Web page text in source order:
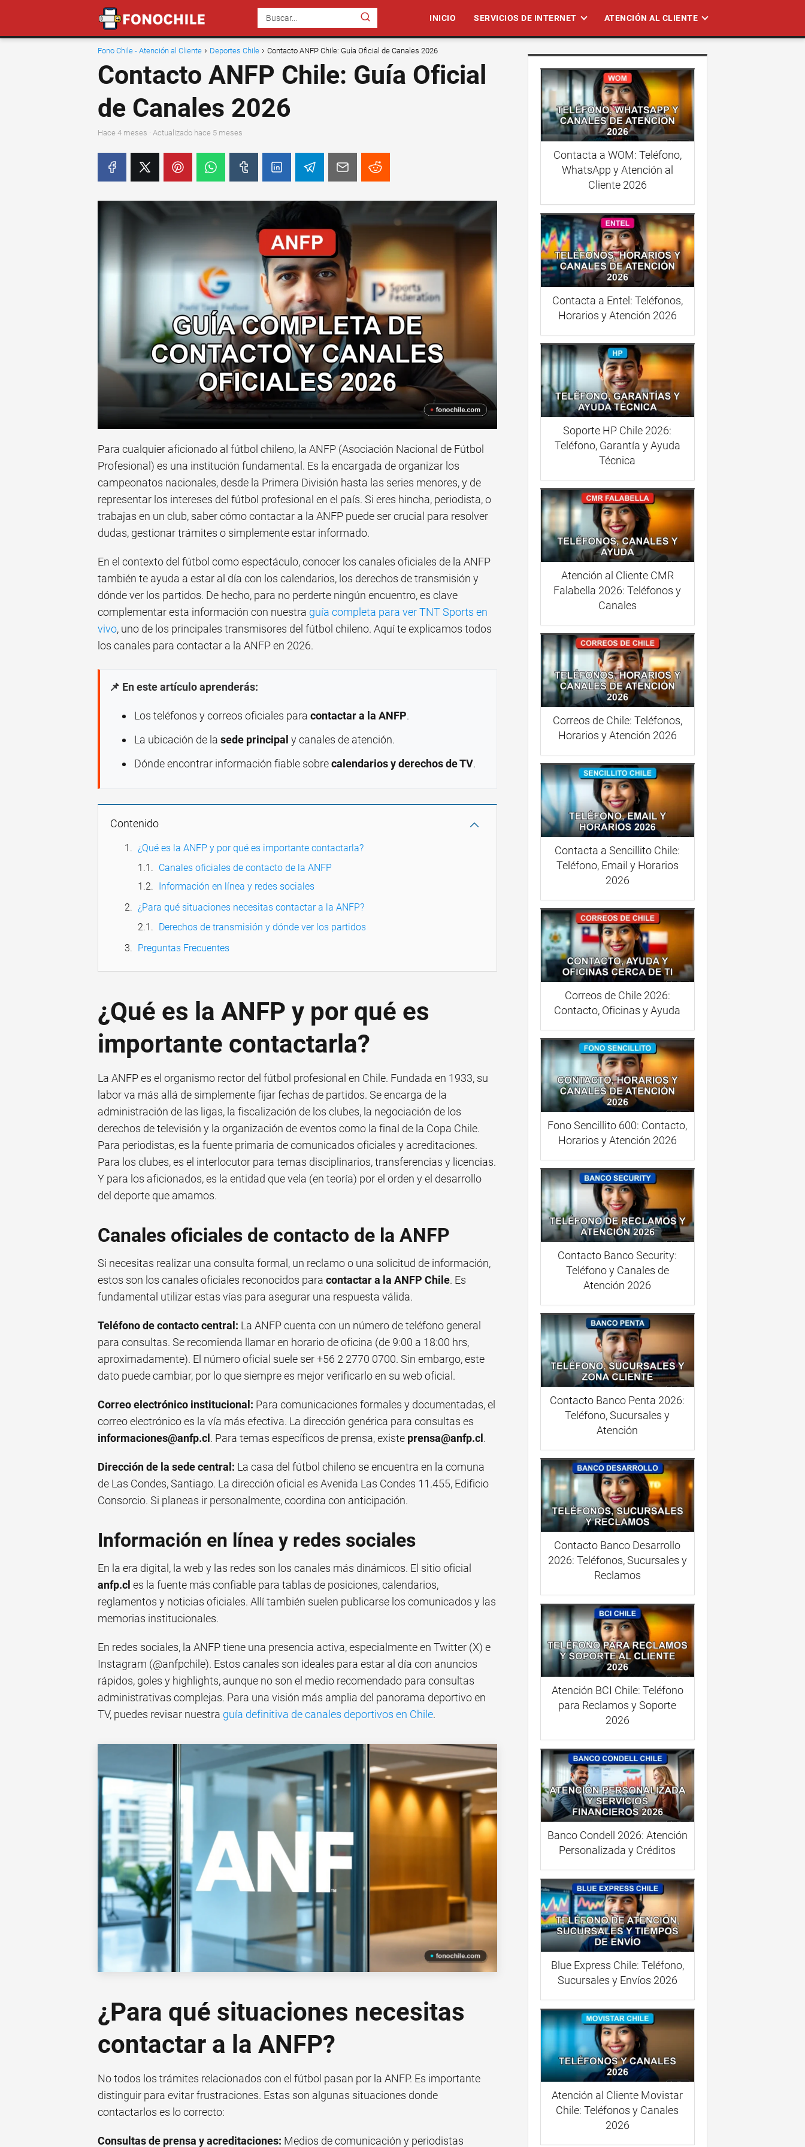
INICIO SERVICIOS DE INTERNET ATENCIÓN AL CLIENTE
Fono Chile - Atención al Cliente Deportes Chile Contacto ANFP Chile: Guía Oficial de Canales 2026
Contacto ANFP Chile: Guía Oficial
de Canales 2026
hace 4 meses · Actualizado hace 5 meses
Para cualquier aficionado al fútbol chileno, la ANFP (Asociación Nacional de Fútbol
Profesional) es una institución fundamental. Es la encargada de organizar los
campeonatos nacionales, desde la Primera División hasta las series menores, y de
representar los intereses del fútbol profesional en el país. Si eres hincha, periodista, o
trabajas en un club, saber cómo contactar a la ANFP puede ser crucial para resolver
dudas, gestionar trámites o simplemente estar informado.
En el contexto del fútbol como espectáculo, conocer los canales oficiales de la ANFP
también te ayuda a estar al día con los calendarios, los derechos de transmisión y
dónde ver los partidos. De hecho, para no perderte ningún encuentro, es clave
complementar esta información con nuestra guía completa para ver TNT Sports en
vivo, uno de los principales transmisores del fútbol chileno. Aquí te explicamos todos
los canales para contactar a la ANFP en 2026.
📌 En este artículo aprenderás:
Los teléfonos y correos oficiales para contactar a la ANFP.
La ubicación de la sede principal y canales de atención.
Dónde encontrar información fiable sobrecalendarios y derechos de TV.
Contenido
¿Qué es la ANFP y por qué es importante contactarla?
Canales oficiales de contacto de la ANFP
Información en línea y redes sociales
¿Para qué situaciones necesitas contactar a la ANFP?
Derechos de transmisión y dónde ver los partidos
Preguntas Frecuentes
¿Qué es la ANFP y por qué es
importante contactarla?
La ANFP es el organismo rector del fútbol profesional en Chile. Fundada en 1933, su
labor va más allá de simplemente fijar fechas de partidos. Se encarga de la
administración de las ligas, la fiscalización de los clubes, la negociación de los
derechos de televisión y la organización de eventos como la final de la Copa Chile.
Para periodistas, es la fuente primaria de comunicados oficiales y acreditaciones.
Para los clubes, es el interlocutor para temas disciplinarios, transferencias y licencias.
Y para los aficionados, es la entidad que vela (en teoría) por el orden y el desarrollo
del deporte que amamos.
Canales oficiales de contacto de la ANFP
Si necesitas realizar una consulta formal, un reclamo o una solicitud de información,
estos son los canales oficiales reconocidos para contactar a la ANFP Chile. Es
fundamental utilizar estas vías para asegurar una respuesta válida.
Teléfono de contacto central: La ANFP cuenta con un número de teléfono general
para consultas. Se recomienda llamar en horario de oficina (de 9:00 a 18:00 hrs,
aproximadamente). El número oficial suele ser +56 2 2770 0700. Sin embargo, este
dato puede cambiar, por lo que siempre es mejor verificarlo en su web oficial.
Correo electrónico institucional: Para comunicaciones formales y documentadas, el
correo electrónico es la vía más efectiva. La dirección genérica para consultas es
informaciones@anfp.cl . Para temas específicos de prensa, existe prensa@anfp.cl .
Dirección de la sede central: La casa del fútbol chileno se encuentra en la comuna
de Las Condes, Santiago. La dirección oficial es Avenida Las Condes 11.455, Edificio
Consorcio. Si planeas ir personalmente, coordina con anticipación.
Información en línea y redes sociales
En la era digital, la web y las redes son los canales más dinámicos. El sitio oficial
anfp.cl es la fuente más confiable para tablas de posiciones, calendarios,
reglamentos y noticias oficiales. Allí también suelen publicarse los comunicados y las
memorias institucionales.
En redes sociales, la ANFP tiene una presencia activa, especialmente en Twitter (X) e
Instagram (@anfpchile). Estos canales son ideales para estar al día con anuncios
rápidos, goles y highlights, aunque no son el medio recomendado para consultas
administrativas complejas. Para una visión más amplia del panorama deportivo en
TV, puedes revisar nuestra guía definitiva de canales deportivos en Chile.
¿Para qué situaciones necesitas
contactar a la ANFP?
No todos los trámites relacionados con el fútbol pasan por la ANFP. Es importante
distinguir para evitar frustraciones. Estas son algunas situaciones donde
contactarlos es lo correcto:
Consultas de prensa y acreditaciones: Medios de comunicación y periodistas
Contacta a WOM: Teléfono,
WhatsApp y Atención al
Cliente 2026
Contacta a Entel: Teléfonos,
Horarios y Atención 2026
Soporte HP Chile 2026:
Teléfono, Garantía y Ayuda
Técnica
Atención al Cliente CMR
Falabella 2026: Teléfonos y
Canales
Correos de Chile: Teléfonos,
Horarios y Atención 2026
Contacta a Sencillito Chile:
Teléfono, Email y Horarios
2026
Correos de Chile 2026:
Contacto, Oficinas y Ayuda
Fono Sencillito 600: Contacto,
Horarios y Atención 2026
Contacto Banco Security:
Teléfono y Canales de
Atención 2026
Contacto Banco Penta 2026:
Teléfono, Sucursales y
Atención
Contacto Banco Desarrollo
2026: Teléfonos, Sucursales y
Reclamos
Atención BCI Chile: Teléfono
para Reclamos y Soporte
2026
Banco Condell 2026: Atención
Personalizada y Créditos
Blue Express Chile: Teléfono,
Sucursales y Envíos 2026
Atención al Cliente Movistar
Chile: Teléfonos y Canales
2026